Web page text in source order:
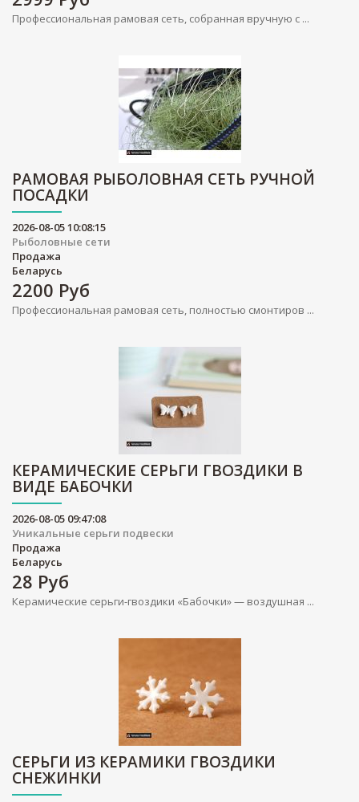
Профессиональная рамовая сеть, собранная вручную с ...
РАМОВАЯ РЫБОЛОВНАЯ СЕТЬ РУЧНОЙ
ПОСАДКИ
2026-08-05 10:08:15
Рыболовные сети
Продажа
Беларусь
2200 Руб
Профессиональная рамовая сеть, полностью смонтиров ...
КЕРАМИЧЕСКИЕ СЕРЬГИ ГВОЗДИКИ В
ВИДЕ БАБОЧКИ
2026-08-05 09:47:08
Уникальные серьги подвески
Продажа
Беларусь
28 Руб
Керамические серьги-гвоздики «Бабочки» — воздушная ...
СЕРЬГИ ИЗ КЕРАМИКИ ГВОЗДИКИ
СНЕЖИНКИ